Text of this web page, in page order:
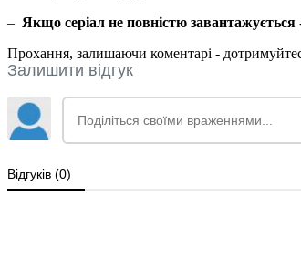
– Якщо серіал не повністю завантажується
Прохання, залишаючи коментарі -